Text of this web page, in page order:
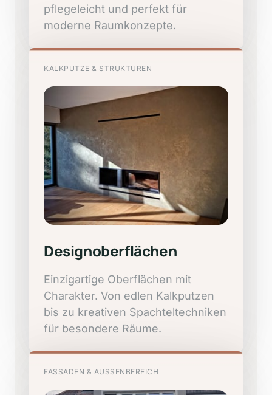
pflegeleicht und perfekt
moderne Raumkonzepte.
KALKPUTZE & STRUKTUREN
Designoberflächen
Einzigartige Oberflächen
Charakter. Von edlen
bis zu kreativen
für besondere Räume.
FASSADEN & AUSSENBEREICH